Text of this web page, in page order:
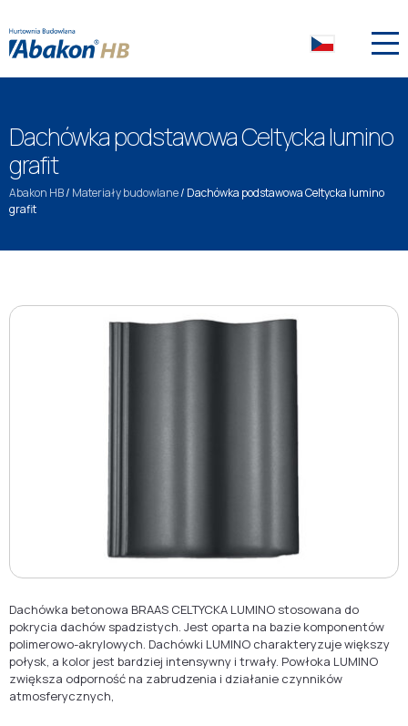
Dachówka podstawowa Celtycka lumino
grafit
Abakon HB/ Materiały budowlane/ Dachówka podstawowa Celtycka lumino
grafit
Dachówka betonowa BRAAS CELTYCKA LUMINO stosowana do
pokrycia dachów spadzistych. Jest oparta na bazie komponentów
polimerowo-akrylowych. Dachówki LUMINO charakteryzuje większy
połysk, a kolor jest bardziej intensywny i trwały. Powłoka LUMINO
zwiększa odporność na zabrudzenia i działanie czynników
atmosferycznych,